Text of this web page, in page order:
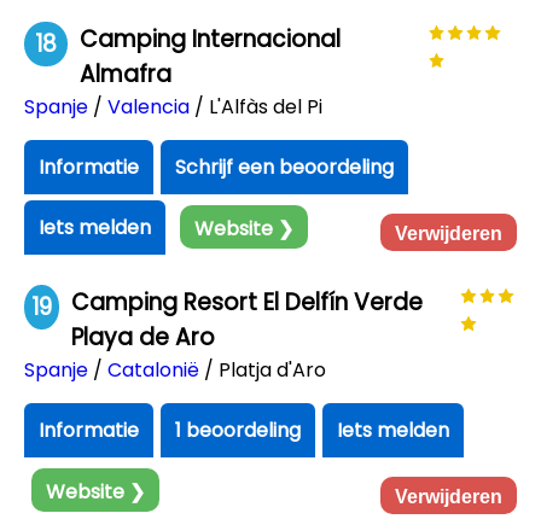
18
Camping Internacional
Almafra
Spanje / Valencia / L'Alfàs del Pi
Informatie Schrijf een beoordeling
Iets melden Website ❯ Verwijderen
19
Camping Resort El Delfín Verde
Playa de Aro
Spanje / Catalonië / Platja d'Aro
Informatie 1 beoordeling Iets melden
Website ❯ Verwijderen